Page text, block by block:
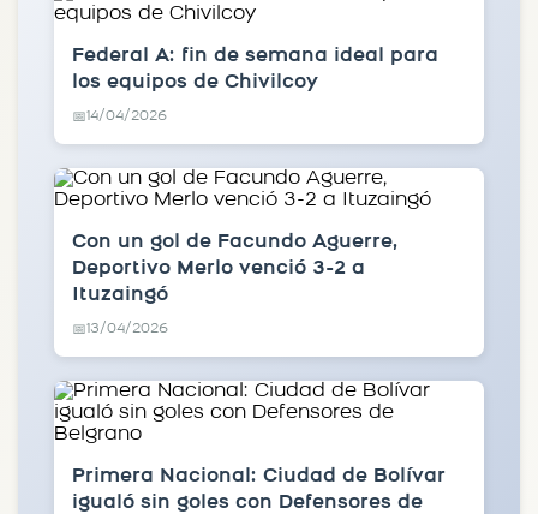
Federal A: fin de semana ideal para
los equipos de Chivilcoy
📅14/04/2026
Con un gol de Facundo Aguerre,
Deportivo Merlo venció 3-2 a
Ituzaingó
📅13/04/2026
Primera Nacional: Ciudad de Bolívar
igualó sin goles con Defensores de